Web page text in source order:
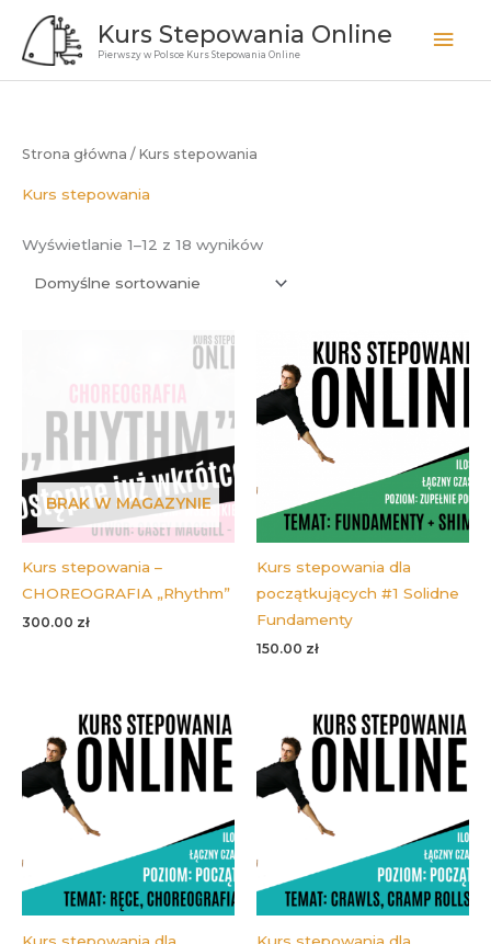
Przejdź
treści
Kurs Stepowania Online
Pierwszy w Polsce Kurs Stepowania Online
Strona główna / Kurs stepowania
Kurs stepowania
Wyświetlanie 1–12 z 18 wyników
BRAK W MAGAZYNIE
Kurs stepowania –
CHOREOGRAFIA „Rhythm”
300.00 zł
Kurs stepowania dla
początkujących #1 Solidne
Fundamenty
150.00 zł
Kurs stepowania dla
Kurs stepowania dla